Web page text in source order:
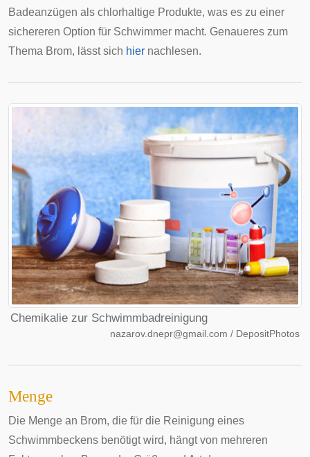
Badeanzügen als chlorhaltige Produkte, was es zu einer
sichereren Option für Schwimmer macht. Genaueres zum
Thema Brom, lässt sich hier nachlesen.
Chemikalie zur Schwimmbadreinigung
nazarov.dnepr@gmail.com / DepositPhotos
Menge
Die Menge an Brom, die für die Reinigung eines
Schwimmbeckens benötigt wird, hängt von mehreren